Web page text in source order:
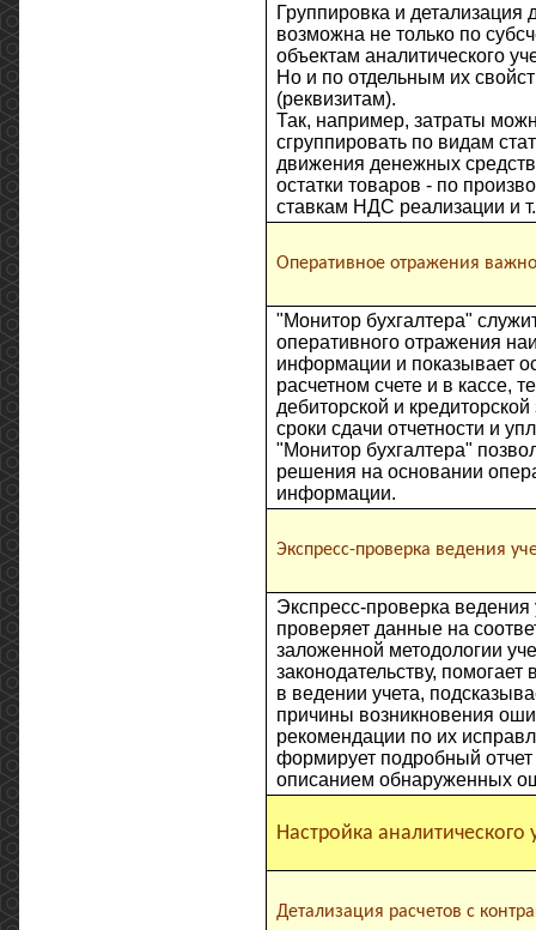
Группировка и детализация
возможна не только по
объектам аналитического
Но и по отдельным их
(реквизитам).
Так, например, затраты
сгруппировать по видам
движения денежных
остатки товаров - по
ставкам НДС реализации и
Оперативное отражения
"Монитор бухгалтера"
оперативного отражения
информации и показывает
расчетном счете и в кассе,
дебиторской и
сроки сдачи отчетности и
"Монитор бухгалтера"
решения на основании
информации.
Экспресс-проверка ведения
Экспресс-проверка ведения
проверяет данные на
заложенной методологии
законодательству,
в ведении учета,
причины возникновения
рекомендации по их
формирует подробный
описанием обнаруженных
Настройка аналитического
Детализация расчетов с